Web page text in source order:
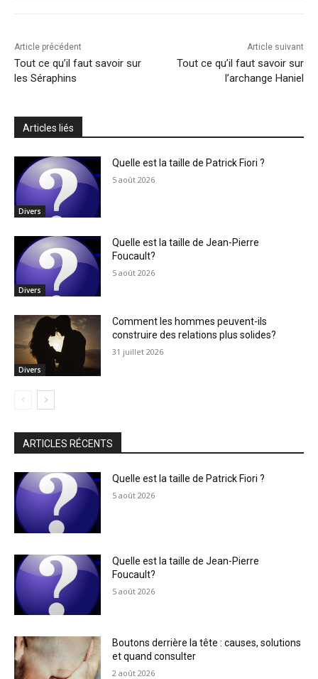
Article précédent
Tout ce qu’il faut savoir sur
les Séraphins
Article suivant
Tout ce qu’il faut savoir sur
l’archange Haniel
Articles liés
Divers
Quelle est la taille de Patrick Fiori ?
5 août 2026
Divers
Quelle est la taille de Jean-Pierre
Foucault?
5 août 2026
Divers
Comment les hommes peuvent-ils
construire des relations plus solides?
31 juillet 2026
ARTICLES RÉCENTS
Quelle est la taille de Patrick Fiori ?
5 août 2026
Quelle est la taille de Jean-Pierre
Foucault?
5 août 2026
Boutons derrière la tête : causes, solutions
et quand consulter
2 août 2026